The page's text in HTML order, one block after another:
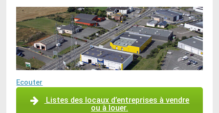
Ecouter
Listes des locaux d’entreprises à vendre
ou à louer.